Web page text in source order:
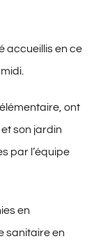
accueillis en ce
ont
son jardin
par l’équipe
en
sanitaire en